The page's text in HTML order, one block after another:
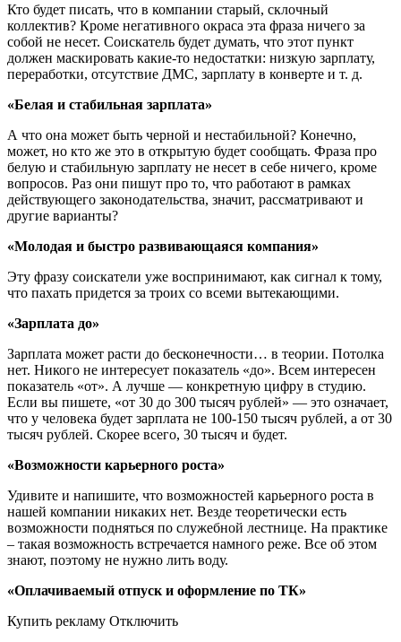
Кто будет писать, что в компании старый, склочный
коллектив? Кроме негативного окраса эта фраза ничего за
собой не несет. Соискатель будет думать, что этот пункт
должен маскировать какие-то недостатки: низкую зарплату,
переработки, отсутствие ДМС, зарплату в конверте и т. д.
«Белая и стабильная зарплата»
А что она может быть черной и нестабильной? Конечно,
может, но кто же это в открытую будет сообщать. Фраза про
белую и стабильную зарплату не несет в себе ничего, кроме
вопросов. Раз они пишут про то, что работают в рамках
действующего законодательства, значит, рассматривают и
другие варианты?
«Молодая и быстро развивающаяся компания»
Эту фразу соискатели уже воспринимают, как сигнал к тому,
что пахать придется за троих со всеми вытекающими.
«Зарплата до»
Зарплата может расти до бесконечности… в теории. Потолка
нет. Никого не интересует показатель «до». Всем интересен
показатель «от». А лучше — конкретную цифру в студию.
Если вы пишете, «от 30 до 300 тысяч рублей» — это означает,
что у человека будет зарплата не 100-150 тысяч рублей, а от 30
тысяч рублей. Скорее всего, 30 тысяч и будет.
«Возможности карьерного роста»
Удивите и напишите, что возможностей карьерного роста в
нашей компании никаких нет. Везде теоретически есть
возможности подняться по служебной лестнице. На практике
– такая возможность встречается намного реже. Все об этом
знают, поэтому не нужно лить воду.
«Оплачиваемый отпуск и оформление по ТК»
Купить рекламу Отключить